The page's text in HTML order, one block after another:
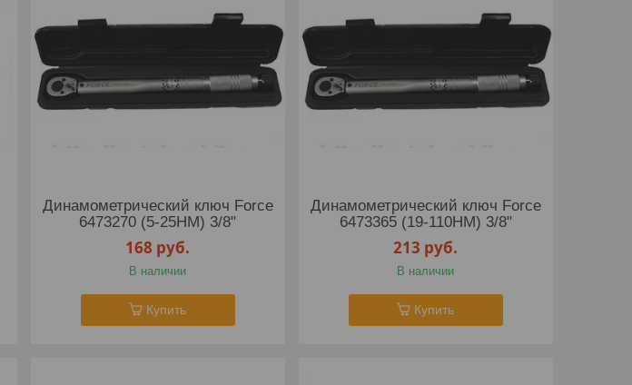
Динамометрический ключ Force
6473270 (5-25НМ) 3/8"
168 руб.
В наличии
Купить
Динамометрический ключ Force
6473365 (19-110НМ) 3/8"
213 руб.
В наличии
Купить